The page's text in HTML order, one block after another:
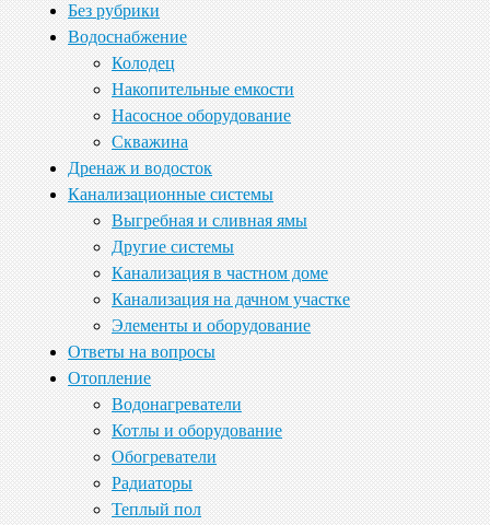
Без рубрики
Водоснабжение
Колодец
Накопительные емкости
Насосное оборудование
Скважина
Дренаж и водосток
Канализационные системы
Выгребная и сливная ямы
Другие системы
Канализация в частном доме
Канализация на дачном участке
Элементы и оборудование
Ответы на вопросы
Отопление
Водонагреватели
Котлы и оборудование
Обогреватели
Радиаторы
Теплый пол